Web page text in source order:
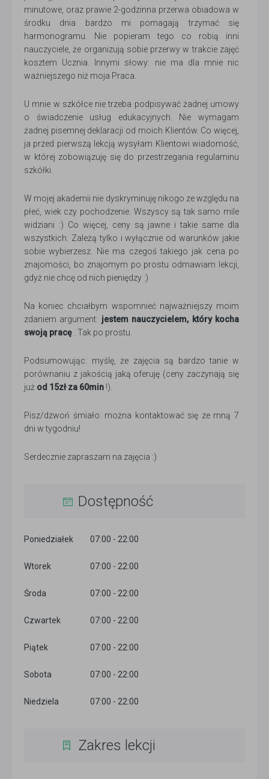
minutowe, oraz prawie 2-godzinna przerwa obiadowa w
środku dnia bardzo mi pomagają trzymać się
harmonogramu. Nie popieram tego co robią inni
nauczyciele, że organizują sobie przerwy w trakcie zajęć
kosztem Ucznia. Innymi słowy: nie ma dla mnie nic
ważniejszego niż moja Praca.
U mnie w szkółce nie trzeba podpisywać żadnej umowy
o świadczenie usług edukacyjnych. Nie wymagam
żadnej pisemnej deklaracji od moich Klientów. Co więcej,
ja przed pierwszą lekcją wysyłam Klientowi wiadomość,
w której zobowiązuję się do przestrzegania regulaminu
szkółki.
W mojej akademii nie dyskryminuję nikogo ze względu na
płeć, wiek czy pochodzenie. Wszyscy są tak samo mile
widziani :) Co więcej, ceny są jawne i takie same dla
wszystkich. Zależą tylko i wyłącznie od warunków jakie
sobie wybierzesz. Nie ma czegoś takiego jak cena po
znajomości, bo znajomym po prostu odmawiam lekcji,
gdyż nie chcę od nich pieniędzy :)
Na koniec chciałbym wspomnieć najważniejszy moim
zdaniem argument: jestem nauczycielem, który kocha
swoją pracę . Tak po prostu.
Podsumowując: myślę, że zajęcia są bardzo tanie w
porównaniu z jakością jaką oferuję (ceny zaczynają się
już od 15zł za 60min !).
Pisz/dzwoń śmiało: można kontaktować się ze mną 7
dni w tygodniu!
Serdecznie zapraszam na zajęcia :)
Dostępność
Poniedziałek 07:00 - 22:00
Wtorek 07:00 - 22:00
Środa 07:00 - 22:00
Czwartek 07:00 - 22:00
Piątek 07:00 - 22:00
Sobota 07:00 - 22:00
Niedziela 07:00 - 22:00
Zakres lekcji